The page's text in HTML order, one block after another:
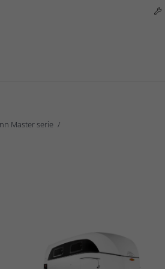
Master serie